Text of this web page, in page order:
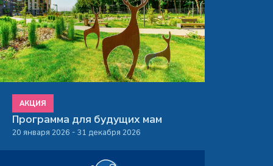
АКЦИЯ
Программа для будущих мам
20 января 2026 - 31 декабря 2026